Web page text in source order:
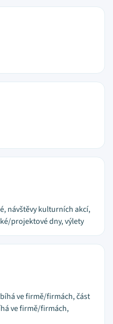
návštěvy kulturních akcí,
projektové dny, výlety
ve firmě/firmách, část
ve firmě/firmách,